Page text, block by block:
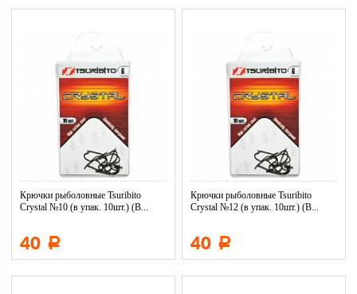
Крючки рыболовные Tsuribito
Crystal №10 (в упак. 10шт.) (B...
40 Р
Крючки рыболовные Tsuribito
Crystal №12 (в упак. 10шт.) (B...
40 Р